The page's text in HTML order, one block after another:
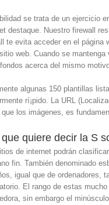
se trata de un ejercicio
destaque. Nuestro firewall
te evita acceder en el página
web. Cuando se
acerca del mismo
algunas 150 plantillas
rí¡pido. La URL
que los imágenes, es
quiere decir la S
de internet podrán
fin. También denominado
igual que de ordenadores,
El rango de estas
sin embargo el